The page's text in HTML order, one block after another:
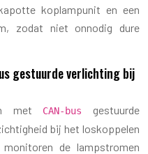
koplampunit en een
zodat niet onnodig dure
gestuurde verlichting bij
met CAN-bus
gestuurde
bij het loskoppelen
de lampstromen